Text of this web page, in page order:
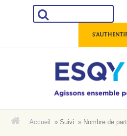
ACCUEIL
Accueil » Suivi » Nombre de